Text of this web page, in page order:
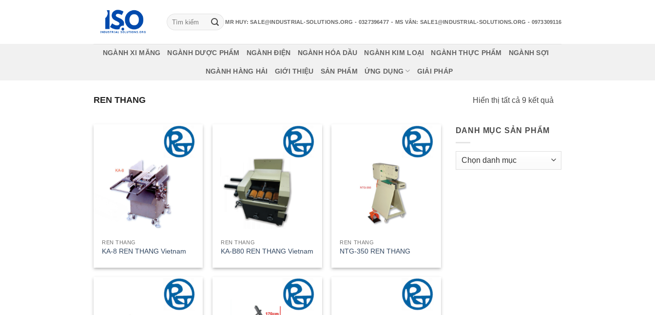
Tìm
kiếm:
MR HUY: SALE@INDUSTRIAL-SOLUTIONS.ORG - 0327396477 -MS VÂN: SALE1@INDUSTRIAL-SOLUTIONS.ORG - 0973309116
NGÀNH XI MĂNG NGÀNH DƯỢC PHẨM NGÀNH ĐIỆN NGÀNH HÓA DẦU NGÀNH KIM LOẠI NGÀNH THỰC PHẨM NGÀNH SỢI
NGÀNH HÀNG HẢI GIỚI THIỆU SẢN PHẨM ỨNG DỤNG GIẢI PHÁP
REN THANG Hiển thị tất cả 9 kết quả
nhất
REN THANG
KA-8 REN THANG Vietnam
REN THANG
KA-B80 REN THANG Vietnam
REN THANG
NTG-350 REN THANG
DANH MỤC SẢN PHẨM